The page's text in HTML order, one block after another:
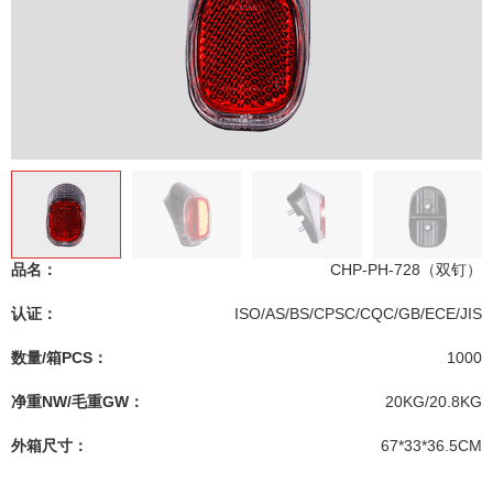
品名： CHP-PH-728（双钉）
认证： ISO/AS/BS/CPSC/CQC/GB/ECE/JIS
数量/箱PCS： 1000
净重NW/毛重GW： 20KG/20.8KG
外箱尺寸： 67*33*36.5CM